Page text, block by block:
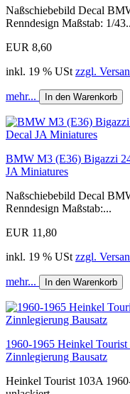
Naßschiebebild Decal
Renndesign Maßstab: 1/
EUR 8,60
inkl. 19 % USt zzgl.
mehr... In den Warenkorb
BMW M3 (E36) Bigazzi
JA Miniatures
Naßschiebebild Decal
Renndesign Maßstab:...
EUR 11,80
inkl. 19 % USt zzgl.
mehr... In den Warenkorb
1960-1965 Heinkel
Zinnlegierung Bausatz
Heinkel Tourist 103A